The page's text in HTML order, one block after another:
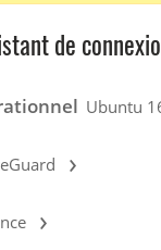
de
Ubuntu
›
›